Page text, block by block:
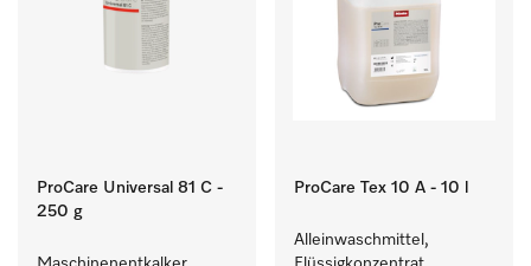
ProCare Universal 81 C -
250 g
ProCare Tex 10 A - 10 l
Alleinwaschmittel,